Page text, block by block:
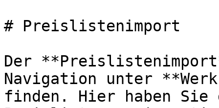
# Preislistenimport
Der
Navigation unter
finden. Hier haben